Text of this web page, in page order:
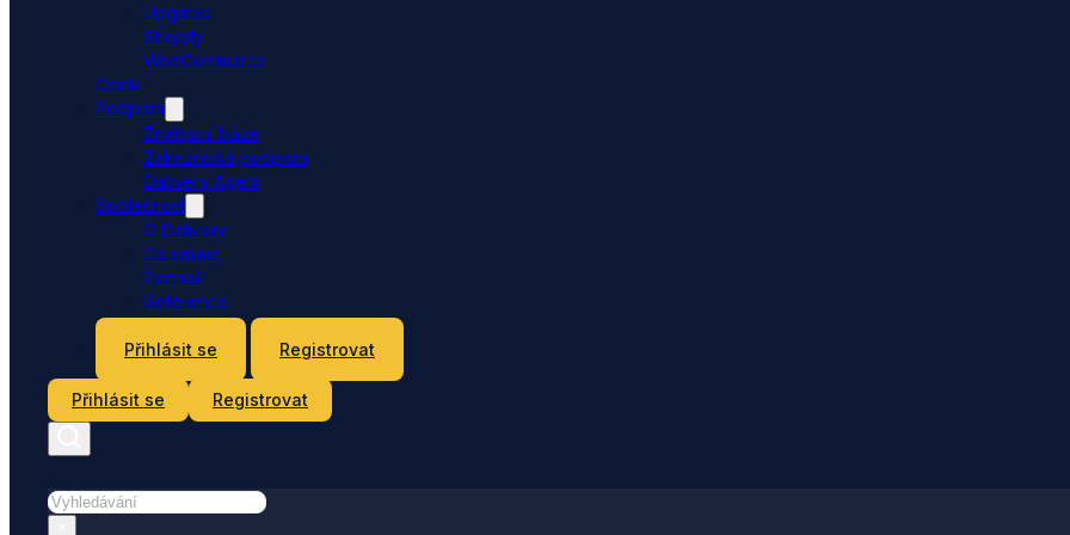
Upgates
Shopify
WooCommerce
Ceník
Podpora
Znalostní báze
Zákaznická podpora
Dativery Agent
Společnost
O Dativery
Co umíme
Partneři
Reference
Přihlásit se
Registrovat
Přihlásit se Registrovat
Hledat